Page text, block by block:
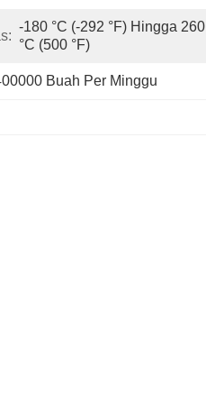
-180 °C (-292 °F) Hingga 260
°C (500 °F)
Buah Per Minggu